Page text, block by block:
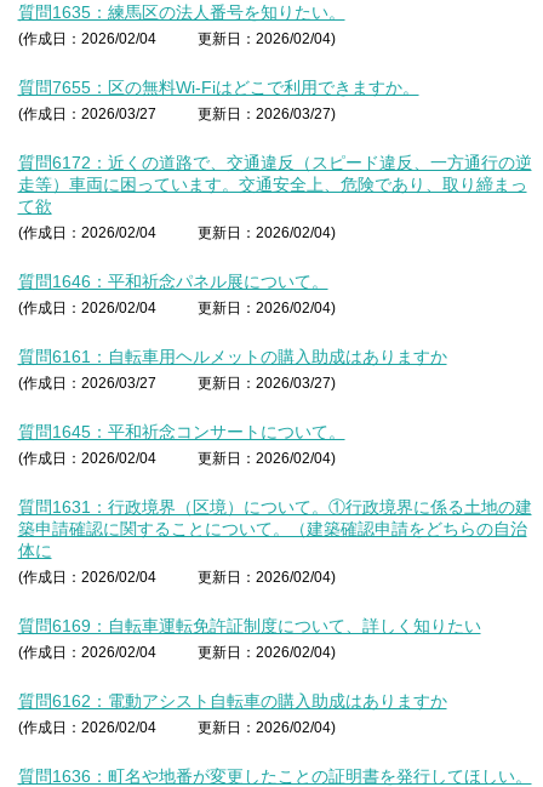
質問1635：練馬区の法人番号を知りたい。
(作成日：2026/02/04 更新日：2026/02/04)
質問7655：区の無料Wi-Fiはどこで利用できますか。
(作成日：2026/03/27 更新日：2026/03/27)
質問6172：近くの道路で、交通違反（スピード違反、一方通行の逆
走等）車両に困っています。交通安全上、危険であり、取り締まっ
て欲
(作成日：2026/02/04 更新日：2026/02/04)
質問1646：平和祈念パネル展について。
(作成日：2026/02/04 更新日：2026/02/04)
質問6161：自転車用ヘルメットの購入助成はありますか
(作成日：2026/03/27 更新日：2026/03/27)
質問1645：平和祈念コンサートについて。
(作成日：2026/02/04 更新日：2026/02/04)
質問1631：行政境界（区境）について。①行政境界に係る土地の建
築申請確認に関することについて。（建築確認申請をどちらの自治
体に
(作成日：2026/02/04 更新日：2026/02/04)
質問6169：自転車運転免許証制度について、詳しく知りたい
(作成日：2026/02/04 更新日：2026/02/04)
質問6162：電動アシスト自転車の購入助成はありますか
(作成日：2026/02/04 更新日：2026/02/04)
質問1636：町名や地番が変更したことの証明書を発行してほしい。